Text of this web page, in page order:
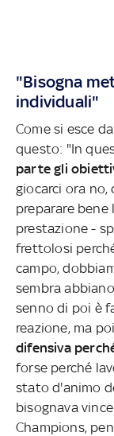
"Bisogna
individuali"
Come si esce
questo: "In
parte gli
giocarci ora no,
preparare
prestazione -
frettolosi
campo,
sembra
senno di poi è
reazione, ma poi
difensiva
forse perché
stato d'animo
bisognava
Champions,